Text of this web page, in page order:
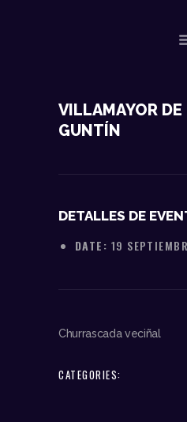
NOSOTROS
DATOS TÉCNICOS
CONTACTO
VILLAMAYOR DE
GUNTÍN
DETALLES DE
DATE: 19
Churrascada veciñal
CATEGORIES: